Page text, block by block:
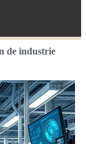
de industrie